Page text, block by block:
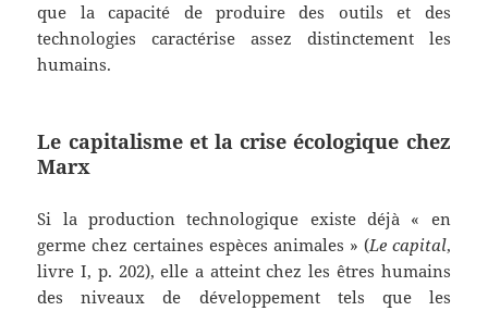
que la capacité de produire des outils et des
technologies caractérise assez distinctement les
humains.
Le capitalisme et la crise écologique chez
Marx
Si la production technologique existe déjà « en
germe chez certaines espèces animales » (Le capital,
livre I, p. 202), elle a atteint chez les êtres humains
des niveaux de développement tels que les